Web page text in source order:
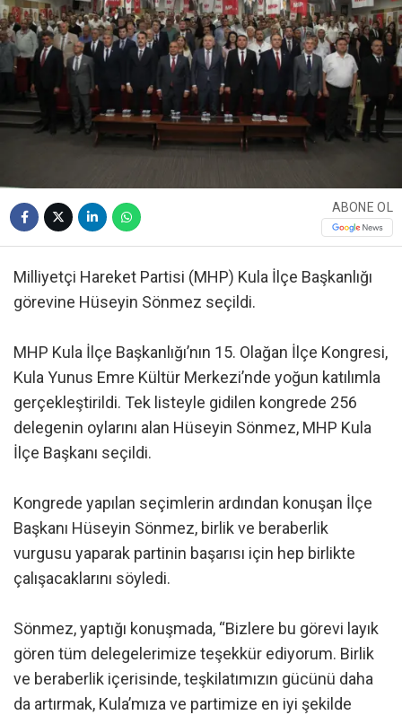
ABONE OL
Milliyetçi Hareket Partisi (MHP) Kula İlçe Başkanlığı
görevine Hüseyin Sönmez seçildi.
MHP Kula İlçe Başkanlığı’nın 15. Olağan İlçe Kongresi,
Kula Yunus Emre Kültür Merkezi’nde yoğun katılımla
gerçekleştirildi. Tek listeyle gidilen kongrede 256
delegenin oylarını alan Hüseyin Sönmez, MHP Kula
İlçe Başkanı seçildi.
Kongrede yapılan seçimlerin ardından konuşan İlçe
Başkanı Hüseyin Sönmez, birlik ve beraberlik
vurgusu yaparak partinin başarısı için hep birlikte
çalışacaklarını söyledi.
Sönmez, yaptığı konuşmada, “Bizlere bu görevi layık
gören tüm delegelerimize teşekkür ediyorum. Birlik
ve beraberlik içerisinde, teşkilatımızın gücünü daha
da artırmak, Kula’mıza ve partimize en iyi şekilde